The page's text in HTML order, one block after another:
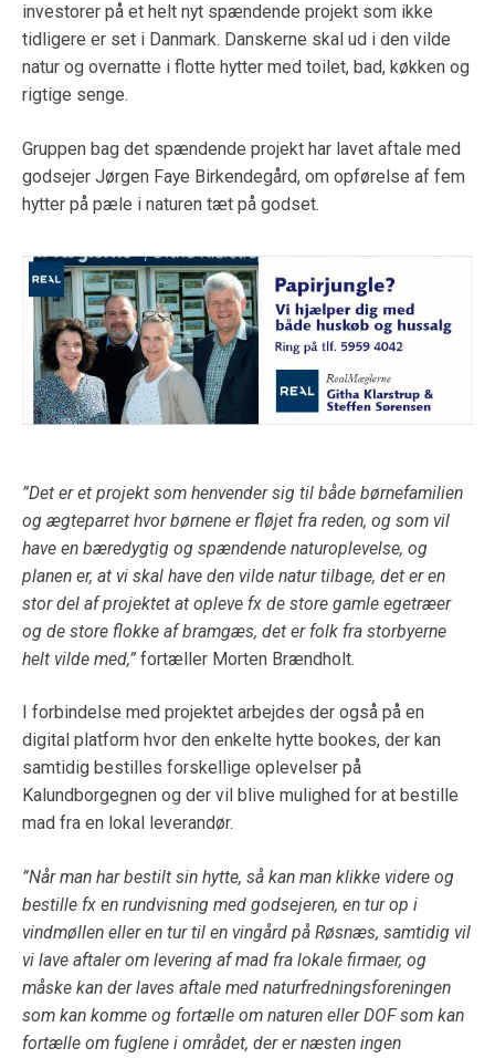
investorer på et helt nyt spændende projekt som ikke
tidligere er set i Danmark. Danskerne skal ud i den vilde
natur og overnatte i flotte hytter med toilet, bad, køkken og
rigtige senge.
Gruppen bag det spændende projekt har lavet aftale med
godsejer Jørgen Faye Birkendegård, om opførelse af fem
hytter på pæle i naturen tæt på godset.
”Det er et projekt som henvender sig til både børnefamilien
og ægteparret hvor børnene er fløjet fra reden, og som vil
have en bæredygtig og spændende naturoplevelse, og
planen er, at vi skal have den vilde natur tilbage, det er en
stor del af projektet at opleve fx de store gamle egetræer
og de store flokke af bramgæs, det er folk fra storbyerne
helt vilde med,” fortæller Morten Brændholt.
I forbindelse med projektet arbejdes der også på en
digital platform hvor den enkelte hytte bookes, der kan
samtidig bestilles forskellige oplevelser på
Kalundborgegnen og der vil blive mulighed for at bestille
mad fra en lokal leverandør.
”Når man har bestilt sin hytte, så kan man klikke videre og
bestille fx en rundvisning med godsejeren, en tur op i
vindmøllen eller en tur til en vingård på Røsnæs, samtidig vil
vi lave aftaler om levering af mad fra lokale firmaer, og
måske kan der laves aftale med naturfredningsforeningen
som kan komme og fortælle om naturen eller DOF som kan
fortælle om fuglene i området, der er næsten ingen